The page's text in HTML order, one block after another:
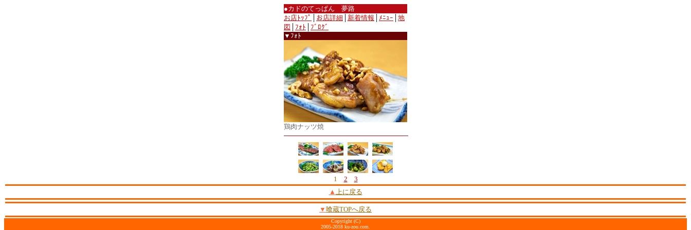
●カドのてっぱん 夢路
お店ﾄｯﾌﾟ
お店詳細 新着情報 ﾒﾆｭｰ
地
図
ﾌｫﾄ
ﾌﾞﾛｸﾞ
▼ﾌｫﾄ
鶏肉ナッツ焼
1 2
3
▲ 上に戻る
▼ 喰蔵TOPへ戻る
Copyright (C)
2005-2018 ku-zou.com.